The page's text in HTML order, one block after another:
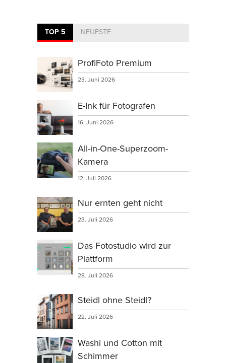
TOP 5 NEUESTE
ProfiFoto Premium
23. Juni 2026
E-Ink für Fotografen
16. Juni 2026
All-in-One-Superzoom-
Kamera
12. Juli 2026
Nur ernten geht nicht
23. Juli 2026
Das Fotostudio wird zur
Plattform
28. Juli 2026
Steidl ohne Steidl?
22. Juli 2026
Washi und Cotton mit
Schimmer